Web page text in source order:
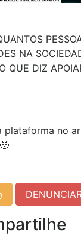
NA
QUE DIZ
plataforma no